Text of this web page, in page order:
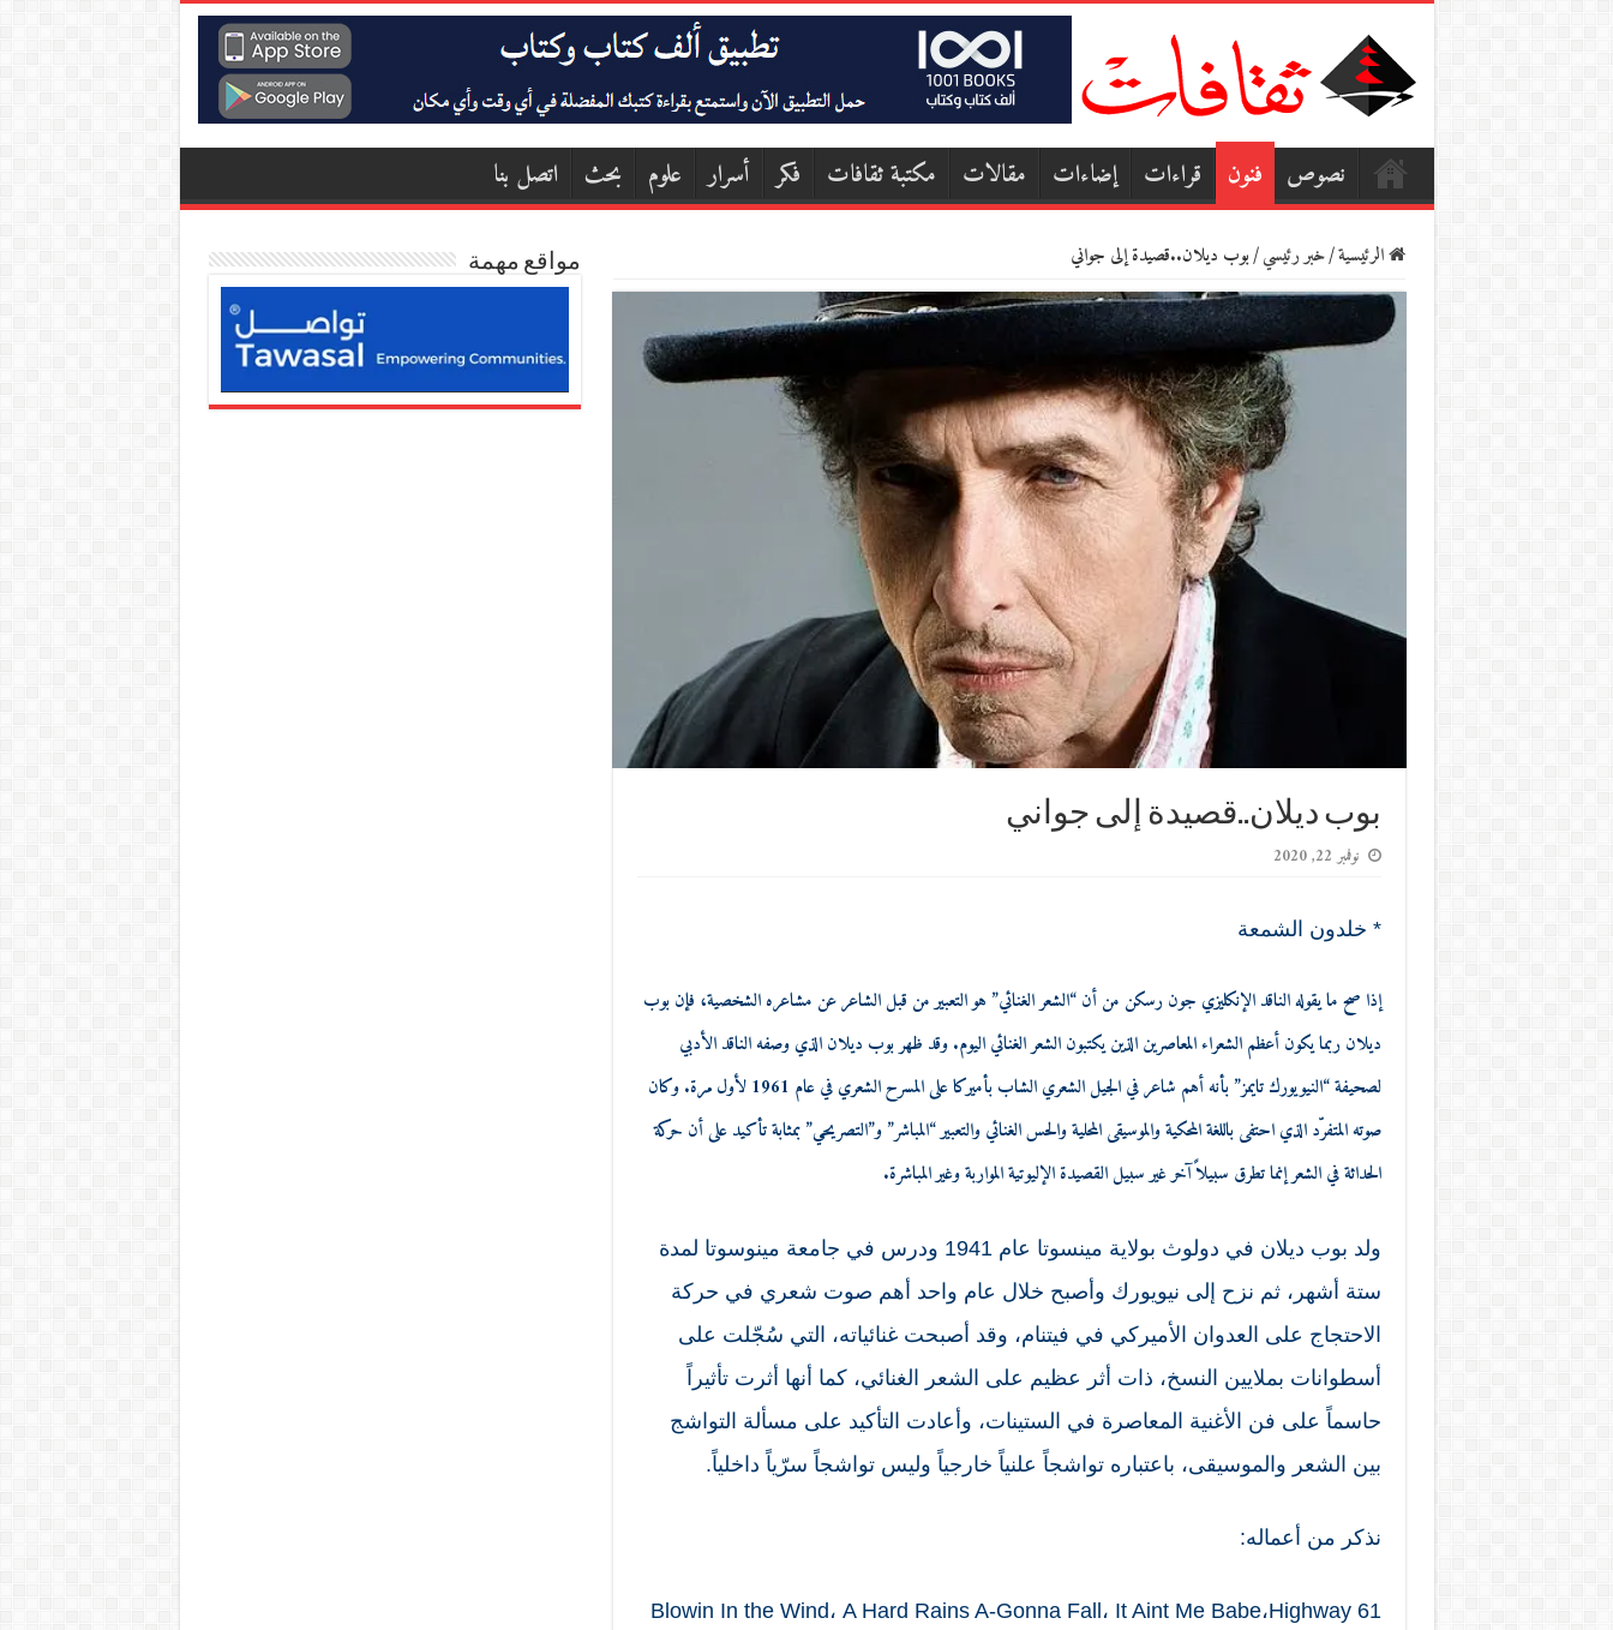
نصوص فنون قراءات إضاءات مقالات مكتبة ثقافات فكر أسرار علوم بحث اتصل بنا
الرئيسية/خبر رئيسي/بوب ديلان..قصيدة إلى جواني
بوب ديلان..قصيدة إلى جواني
نوفمبر 22, 2020
* خلدون الشمعة
إذا صح ما يقوله الناقد الإنكليزي جون رسكن من أن “الشعر الغنائي” هو التعبير من قبل الشاعر عن مشاعره الشخصية، فإن بوب
ديلان ربما يكون أعظم الشعراء المعاصرين الذين يكتبون الشعر الغنائي اليوم. وقد ظهر بوب ديلان الذي وصفه الناقد الأدبي
لصحيفة “النيويورك تايمز” بأنه أهم شاعر في الجيل الشعري الشاب بأميركا على المسرح الشعري في عام 1961 لأول مرة. وكان
صوته المتفرّد الذي احتفى باللغة المحكية والموسيقى المحلية والحس الغنائي والتعبير “المباشر” و”التصريحي” بمثابة تأكيد على أن حركة
الحداثة في الشعر إنما تطرق سبيلاً آخر غير سبيل القصيدة الإليوتية المواربة وغير المباشرة.
ولد بوب ديلان في دولوث بولاية مينسوتا عام 1941 ودرس في جامعة مينوسوتا لمدة
ستة أشهر، ثم نزح إلى نيويورك وأصبح خلال عام واحد أهم صوت شعري في حركة
الاحتجاج على العدوان الأميركي في فيتنام، وقد أصبحت غنائياته، التي سُجّلت على
أسطوانات بملايين النسخ، ذات أثر عظيم على الشعر الغنائي، كما أنها أثرت تأثيراً
حاسماً على فن الأغنية المعاصرة في الستينات، وأعادت التأكيد على مسألة التواشج
بين الشعر والموسيقى، باعتباره تواشجاً علنياً خارجياً وليس تواشجاً سرّياً داخلياً.
نذكر من أعماله:
Blowin In the Wind، A Hard Rains A-Gonna Fall، It Aint Me Babe،Highway 61
مواقع مهمة